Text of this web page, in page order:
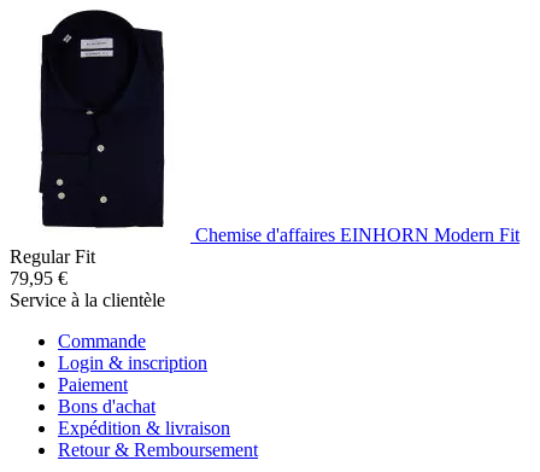
Chemise d'affaires EINHORN Modern Fit
Regular Fit
79,95 €
Service à la clientèle
Commande
Login & inscription
Paiement
Bons d'achat
Expédition & livraison
Retour & Remboursement